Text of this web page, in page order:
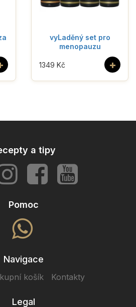
vyLaděný set pro
menopauzu
+
1349 Kč
a tipy
Pomoc
Navigace
košík Kontakty
Legal